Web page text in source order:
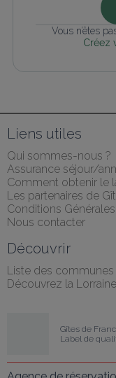
Vous n’êtes
Créez
Liens utiles
Qui sommes-nous ?
Assurance séjour/
Comment obtenir le
Les partenaires de
Conditions
Nous contacter
Découvrir
Liste des communes
Découvrez la Lorraine
Gîtes de
Label de